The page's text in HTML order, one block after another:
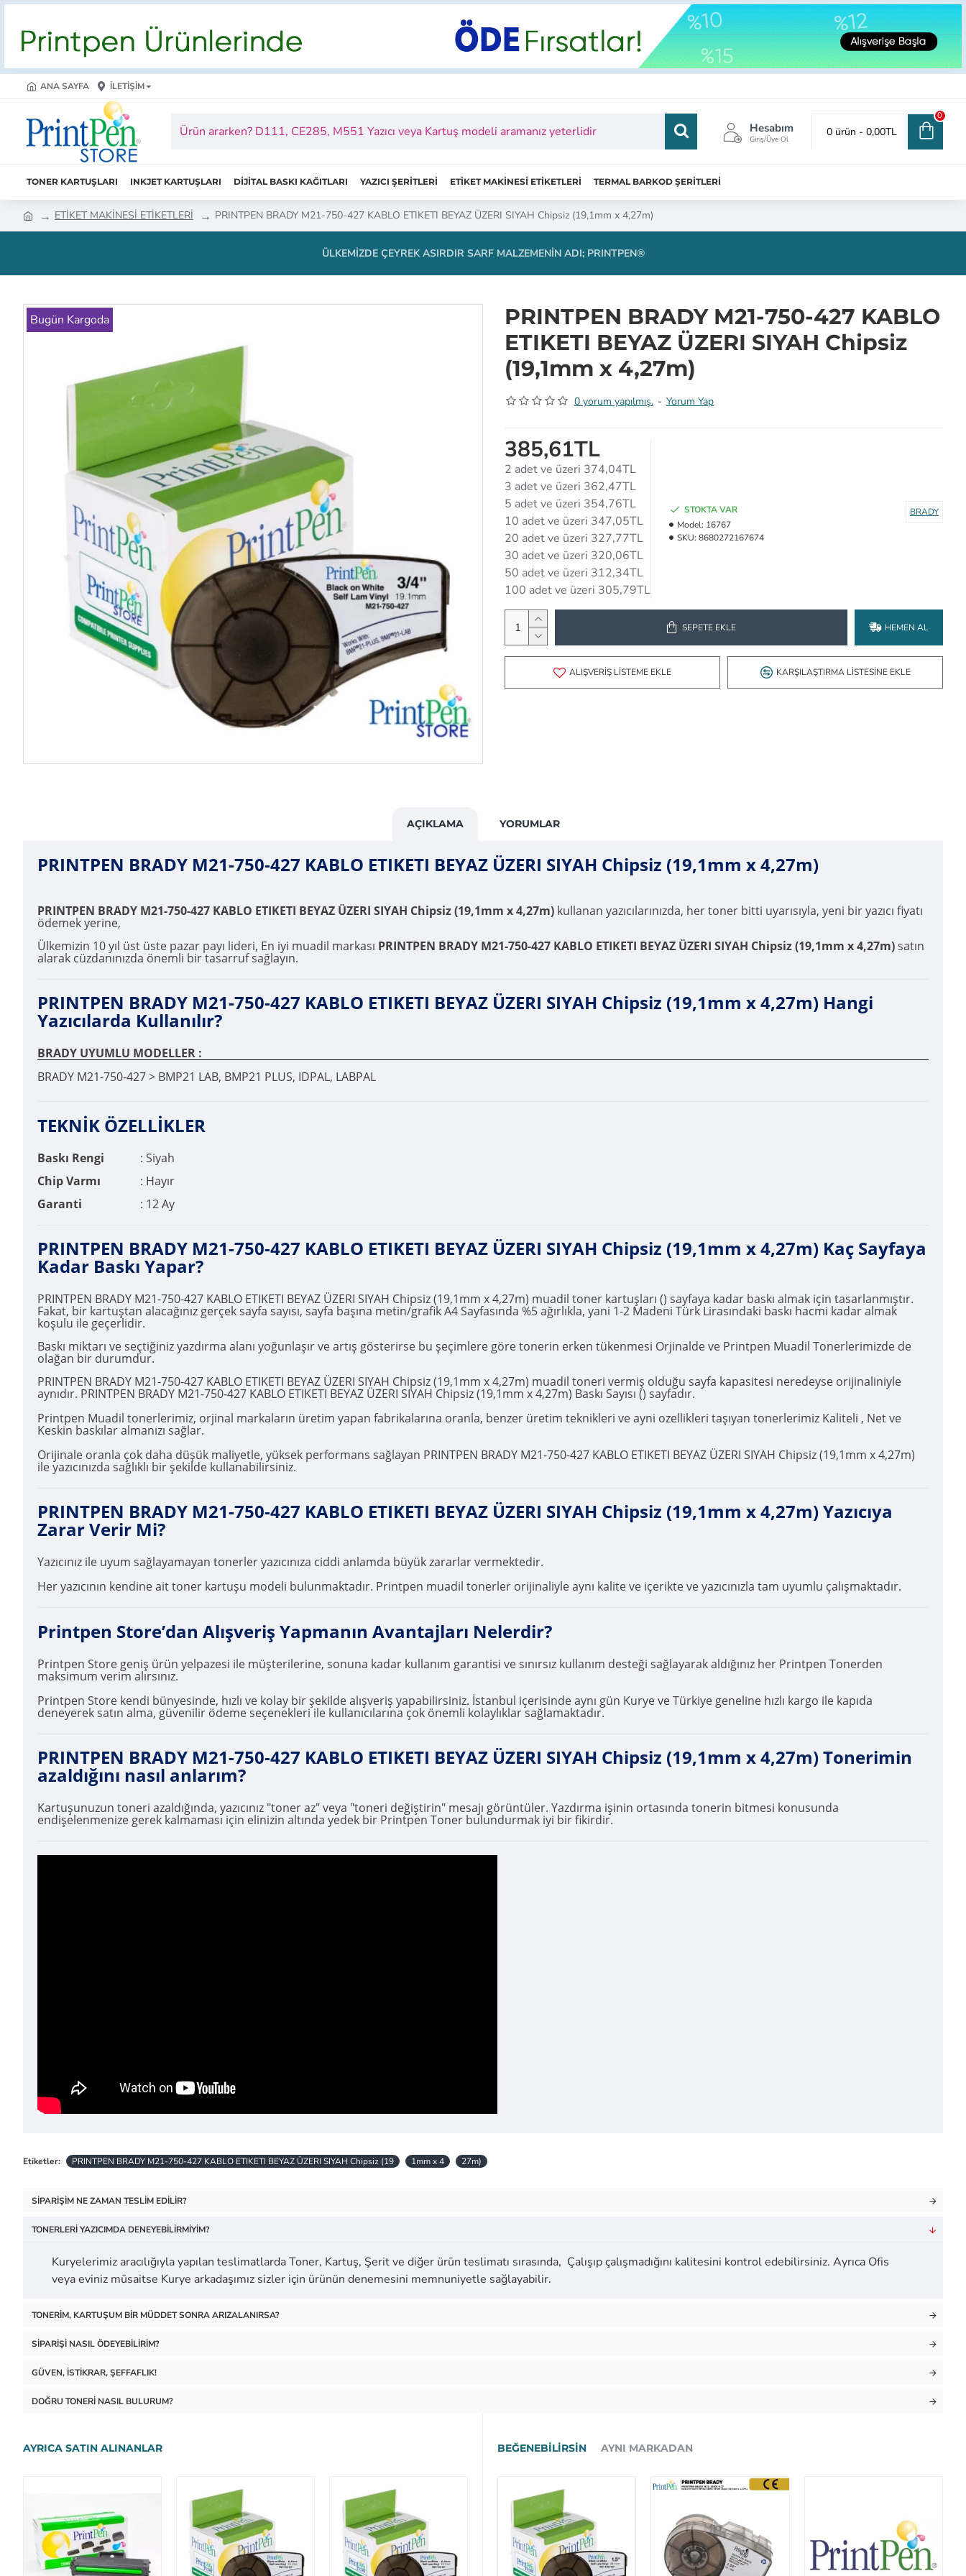
ANA SAYFA İLETIŞIM
Hesabım
Giriş/Üye Ol
0 ürün - 0,00TL
0
TONER KARTUŞLARI INKJET KARTUŞLARI DİJİTAL BASKI KAĞITLARI YAZICI ŞERİTLERİ ETİKET MAKİNESİ ETİKETLERİ TERMAL BARKOD ŞERİTLERİ
ETİKET MAKİNESİ ETİKETLERİ PRINTPEN BRADY M21-750-427 KABLO ETIKETI BEYAZ ÜZERI SIYAH Chipsiz (19,1mm x 4,27m)
ÜLKEMIZDE ÇEYREK ASIRDIR SARF MALZEMENIN ADI; PRINTPEN®
Bugün Kargoda
PRINTPEN BRADY M21-750-427 KABLO
ETIKETI BEYAZ ÜZERI SIYAH Chipsiz
(19,1mm x 4,27m)
0 yorum yapılmış. - Yorum Yap
385,61TL
2 adet ve üzeri 374,04TL
3 adet ve üzeri 362,47TL
5 adet ve üzeri 354,76TL
10 adet ve üzeri 347,05TL
20 adet ve üzeri 327,77TL
30 adet ve üzeri 320,06TL
50 adet ve üzeri 312,34TL
100 adet ve üzeri 305,79TL
STOKTA VAR
Model: 16767
SKU: 8680272167674
BRADY
SEPETE EKLE HEMEN AL
ALIŞVERIŞ LISTEME EKLE KARŞILAŞTIRMA LISTESINE EKLE
AÇIKLAMA YORUMLAR
PRINTPEN BRADY M21-750-427 KABLO ETIKETI BEYAZ ÜZERI SIYAH Chipsiz (19,1mm x 4,27m)
PRINTPEN BRADY M21-750-427 KABLO ETIKETI BEYAZ ÜZERI SIYAH Chipsiz (19,1mm x 4,27m) kullanan yazıcılarınızda, her toner bitti uyarısıyla, yeni bir yazıcı fiyatı
ödemek yerine,
Ülkemizin 10 yıl üst üste pazar payı lideri, En iyi muadil markası PRINTPEN BRADY M21-750-427 KABLO ETIKETI BEYAZ ÜZERI SIYAH Chipsiz (19,1mm x 4,27m)satın
alarak cüzdanınızda önemli bir tasarruf sağlayın.
PRINTPEN BRADY M21-750-427 KABLO ETIKETI BEYAZ ÜZERI SIYAH Chipsiz (19,1mm x 4,27m) Hangi
Yazıcılarda Kullanılır?
BRADY UYUMLU MODELLER :
BRADY M21-750-427 > BMP21 LAB, BMP21 PLUS, IDPAL, LABPAL
TEKNİK ÖZELLİKLER
Baskı Rengi
: Siyah
Chip Varmı
: Hayır
Garanti
: 12 Ay
PRINTPEN BRADY M21-750-427 KABLO ETIKETI BEYAZ ÜZERI SIYAH Chipsiz (19,1mm x 4,27m) Kaç Sayfaya
Kadar Baskı Yapar?
PRINTPEN BRADY M21-750-427 KABLO ETIKETI BEYAZ ÜZERI SIYAH Chipsiz (19,1mm x 4,27m) muadil toner kartuşları () sayfaya kadar baskı almak için tasarlanmıştır.
Fakat, bir kartuştan alacağınız gerçek sayfa sayısı, sayfa başına metin/grafik A4 Sayfasında %5 ağırlıkla, yani 1-2 Madeni Türk Lirasındaki baskı hacmi kadar almak
koşulu ile geçerlidir.
Baskı miktarı ve seçtiğiniz yazdırma alanı yoğunlaşır ve artış gösterirse bu şeçimlere göre tonerin erken tükenmesi Orjinalde ve Printpen Muadil Tonerlerimizde de
olağan bir durumdur.
PRINTPEN BRADY M21-750-427 KABLO ETIKETI BEYAZ ÜZERI SIYAH Chipsiz (19,1mm x 4,27m) muadil toneri vermiş olduğu sayfa kapasitesi neredeyse orijinaliniyle
aynıdır. PRINTPEN BRADY M21-750-427 KABLO ETIKETI BEYAZ ÜZERI SIYAH Chipsiz (19,1mm x 4,27m) Baskı Sayısı () sayfadır.
Printpen Muadil tonerlerimiz, orjinal markaların üretim yapan fabrikalarına oranla, benzer üretim teknikleri ve ayni ozellikleri taşıyan tonerlerimiz Kaliteli , Net ve
Keskin baskılar almanızı sağlar.
Orijinale oranla çok daha düşük maliyetle, yüksek performans sağlayan PRINTPEN BRADY M21-750-427 KABLO ETIKETI BEYAZ ÜZERI SIYAH Chipsiz (19,1mm x 4,27m)
ile yazıcınızda sağlıklı bir şekilde kullanabilirsiniz.
PRINTPEN BRADY M21-750-427 KABLO ETIKETI BEYAZ ÜZERI SIYAH Chipsiz (19,1mm x 4,27m) Yazıcıya
Zarar Verir Mi?
Yazıcınız ile uyum sağlayamayan tonerler yazıcınıza ciddi anlamda büyük zararlar vermektedir.
Her yazıcının kendine ait toner kartuşu modeli bulunmaktadır. Printpen muadil tonerler orijinaliyle aynı kalite ve içerikte ve yazıcınızla tam uyumlu çalışmaktadır.
Printpen Store’dan Alışveriş Yapmanın Avantajları Nelerdir?
Printpen Store geniş ürün yelpazesi ile müşterilerine, sonuna kadar kullanım garantisi ve sınırsız kullanım desteği sağlayarak aldığınız her Printpen Tonerden
maksimum verim alırsınız.
Printpen Store kendi bünyesinde, hızlı ve kolay bir şekilde alışveriş yapabilirsiniz. İstanbul içerisinde aynı gün Kurye ve Türkiye geneline hızlı kargo ile kapıda
deneyerek satın alma, güvenilir ödeme seçenekleri ile kullanıcılarına çok önemli kolaylıklar sağlamaktadır.
PRINTPEN BRADY M21-750-427 KABLO ETIKETI BEYAZ ÜZERI SIYAH Chipsiz (19,1mm x 4,27m) Tonerimin
azaldığını nasıl anlarım?
Kartuşunuzun toneri azaldığında, yazıcınız "toner az" veya "toneri değiştirin" mesajı görüntüler. Yazdırma işinin ortasında tonerin bitmesi konusunda
endişelenmenize gerek kalmaması için elinizin altında yedek bir Printpen Toner bulundurmak iyi bir fikirdir.
Etiketler: PRINTPEN BRADY M21-750-427 KABLO ETIKETI BEYAZ ÜZERI SIYAH Chipsiz (19 1mm x 4 27m)
SIPARIŞIM NE ZAMAN TESLIM EDILIR?
TONERLERI YAZICIMDA DENEYEBILIRMIYIM?
Kuryelerimiz aracılığıyla yapılan teslimatlarda Toner, Kartuş, Şerit ve diğer ürün teslimatı sırasında, Çalışıp çalışmadığını kalitesini kontrol edebilirsiniz. Ayrıca Ofis
veya eviniz müsaitse Kurye arkadaşımız sizler için ürünün denemesini memnuniyetle sağlayabilir.
TONERIM, KARTUŞUM BIR MÜDDET SONRA ARIZALANIRSA?
SIPARIŞI NASIL ÖDEYEBILIRIM?
GÜVEN, İSTIKRAR, ŞEFFAFLIK!
DOĞRU TONERI NASIL BULURUM?
AYRICA SATIN ALINANLAR BEĞENEBILIRSIN AYNI MARKADAN